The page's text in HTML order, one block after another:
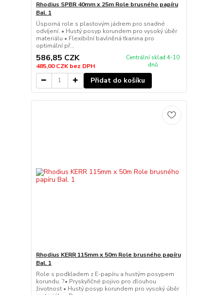
Rhodius SPBR 40mm x 25m Role brusného papíru
Bal. 1
Úsporná role s plastovým jádrem pro snadné
odvíjení. • Hustý posyp korundem pro vysoký úběr
materiálu • Flexibilní bavlněná tkanina pro
optimální př...
586,85 CZK
485,00 CZKbez DPH
Centrální sklad 4-10
dnů
Přidat do košíku
Rhodius KERR 115mm x 50m Role brusného papíru
Bal. 1
Role s podkladem z E-papíru a hustým posypem
korundu. ?• Pryskyřičné pojivo pro dlouhou
životnost • Hustý posyp korundem pro vysoký úběr